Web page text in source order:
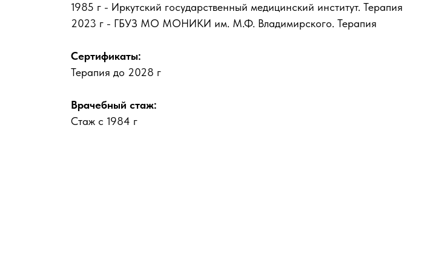
1985 г - Иркутский государственный медицинский институт. Терапия
2023 г - ГБУЗ МО МОНИКИ им. М.Ф. Владимирского. Терапия
Сертификаты:
Терапия до 2028 г
Врачебный стаж:
Стаж с 1984 г